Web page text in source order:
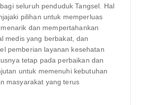
seluruh penduduk Tangsel. Hal
pilihan untuk memperluas
dan mempertahankan
medis yang berbakat, dan
pemberian layanan kesehatan
tetap pada perbaikan dan
untuk memenuhi kebutuhan
masyarakat yang terus